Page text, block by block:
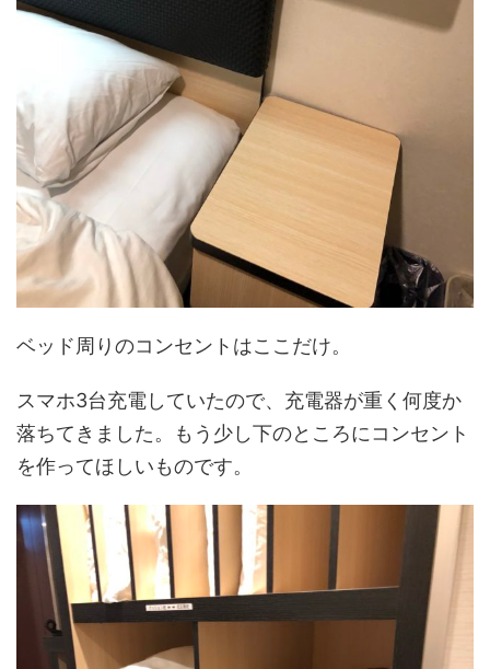
ベッド周りのコンセントはここだけ。
スマホ3台充電していたので、充電器が重く何度か
落ちてきました。もう少し下のところにコンセント
を作ってほしいものです。